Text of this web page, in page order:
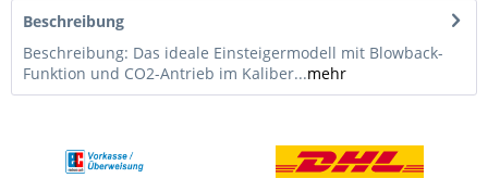
Beschreibung
Beschreibung: Das ideale Einsteigermodell mit Blowback-
Funktion und CO2-Antrieb im Kaliber...mehr